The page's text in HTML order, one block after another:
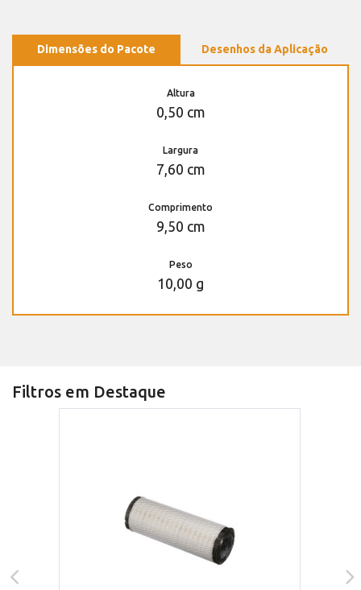
Dimensões do Pacote Desenhos da Aplicação
Altura
0,50 cm
Largura
7,60 cm
Comprimento
9,50 cm
Peso
10,00 g
Filtros em Destaque